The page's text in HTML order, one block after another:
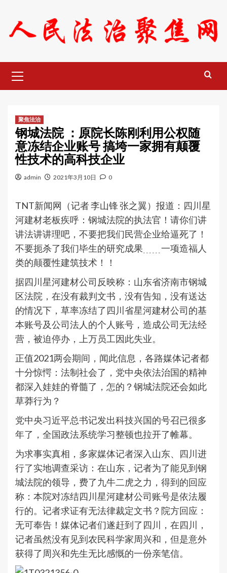
content
Menu
聚焦法治
钢城法院 ：原院长陈刚利用公权随
意冻结企业账号 搞垮一家拥有颠覆
性技术的高科技企业
admin 2021年3月10日 0
TNT新闻网（记者 李山锋 张之翼）报道：四川星
河建材老板疾呼：钢城法院的执法官！请你们讲
讲法讲讲理吧，不要把我们民营企业给逼死了！
不要扼杀了我们毕生的研究成果﹍﹍一项造福人
类的颠覆性建筑技术！！
据四川星河建材公司反映称：山东省济南市钢城
区法院，在没有裁判文书，没有告知，没有送达
的情况下，草率冻结了四川省星河建材公司的基
本账号及公司法人的个人账号，造成公司无法经
营，被迫停办，上万员工因此失业。
正值2021两会期间，闻此信息，各路媒体记者都
十分惊愕：法制社会了，党中央依法治国的精神
都深入娃娃的脊髓了，怎的？钢城法院还会如此
草莽行为？
党中央习近平总书记发出科技兴国的号召已很多
年了，全国政法系统学习整顿也拉开了帷幕。
为求事实真相，多家媒体记者深入山东、四川进
行了实地调查采访：在山东，记者为了能见到钢
城法院的领导，费了九牛二虎之力，得到的回应
称：本院对冻结四川星河建材公司账号是依法履
行的。记者求证有无法律裁定文书？院方回应：
无可奉告！媒体记者们遂赶到了四川，在四川，
记者虽然没有见到农民科学家周兴和，但是意外
获得了周兴和先生无比感慨的一份亲笔信。